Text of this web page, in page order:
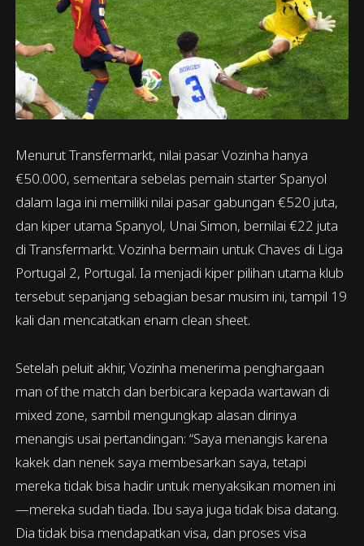
Menurut Transfermarkt, nilai pasar Vozinha hanya
€50.000, sementara sebelas pemain starter Spanyol
dalam laga ini memiliki nilai pasar gabungan €520 juta,
dan kiper utama Spanyol, Unai Simon, bernilai €22 juta
di Transfermarkt. Vozinha bermain untuk Chaves di Liga
Portugal 2, Portugal. Ia menjadi kiper pilihan utama klub
tersebut sepanjang sebagian besar musim ini, tampil 19
kali dan mencatatkan enam clean sheet.
Setelah peluit akhir, Vozinha menerima penghargaan
man of the match dan berbicara kepada wartawan di
mixed zone, sambil mengungkap alasan dirinya
menangis usai pertandingan: “Saya menangis karena
kakek dan nenek saya membesarkan saya, tetapi
mereka tidak bisa hadir untuk menyaksikan momen ini
—mereka sudah tiada. Ibu saya juga tidak bisa datang.
Dia tidak bisa mendapatkan visa, dan proses visa